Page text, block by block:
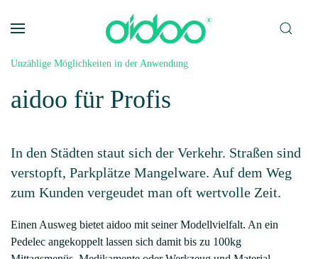
Zum Hauptinhalt springen
Unzählige Möglichkeiten in der Anwendung
aidoo für Profis
In den Städten staut sich der Verkehr. Straßen sind
verstopft, Parkplätze Mangelware. Auf dem Weg
zum Kunden vergeudet man oft wertvolle Zeit.
Einen Ausweg bietet aidoo mit seiner Modellvielfalt. An ein
Pedelec angekoppelt lassen sich damit bis zu 100kg